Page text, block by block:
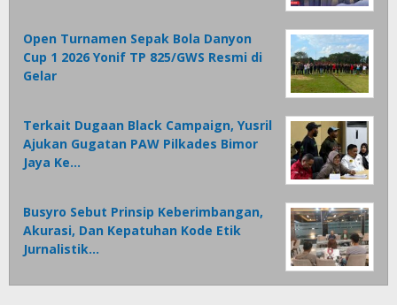
Open Turnamen Sepak Bola Danyon
Cup 1 2026 Yonif TP 825/GWS Resmi di
Gelar
Terkait Dugaan Black Campaign, Yusril
Ajukan Gugatan PAW Pilkades Bimor
Jaya Ke…
Busyro Sebut Prinsip Keberimbangan,
Akurasi, Dan Kepatuhan Kode Etik
Jurnalistik…